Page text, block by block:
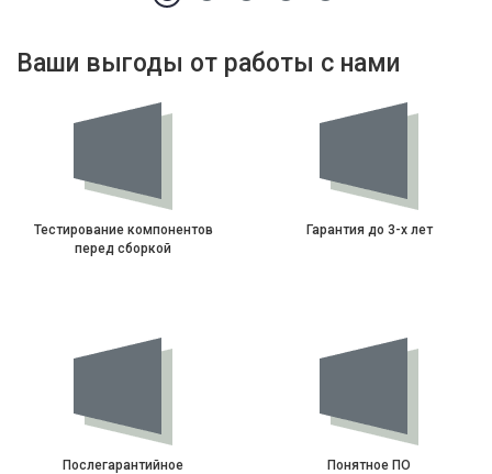
Ваши выгоды от работы с нами
Тестирование компонентов
перед сборкой
Гарантия до 3-х лет
Послегарантийное
Понятное ПО